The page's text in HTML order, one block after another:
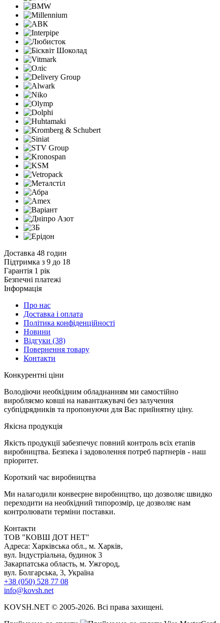
Доставка 48 годин
Підтримка з 9 до 18
Гарантія 1 рік
Безпечні платежі
Інформація
Про нас
Доставка і оплата
Політика конфіденційності
Новини
Відгуки (38)
Повернення товару
Контакти
Конкурентні ціни
Володіючи необхідним обладнанням ми самостійно
виробляємо ковші на навантажувачі без залучення
субпідрядників та пропонуючи для Вас прийнятну ціну.
Якісна продукція
Якість продукції забезпечує повний контроль всіх етапів
виробництва. Безпека і задоволення потреб партнерів - наш
пріоритет.
Короткий час виробництва
Ми налагодили конвеєрне виробництво, що дозволяє швидко
переходити на необхідний типорозмір, це дозволяє нам
контролювати терміни поставки.
Контакти
TOB "КОВШ ДОТ НЕТ"
Адреса: Харківська обл., м. Харків,
вул. Індустріальна, будинок 3
Закарпатська область, м. Ужгород,
вул. Болгарська, 3, Україна
+38 (050) 528 77 08
info@kovsh.net
KOVSH.NET © 2005-2026. Всі права захищені.